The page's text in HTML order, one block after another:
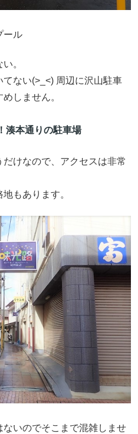
ール
。
ない(>_<) 周辺に沢山駐車
めしません。
湊本通りの駐車場
けなので、アクセスは非常
もあります。
いのでそこまで混雑しませ